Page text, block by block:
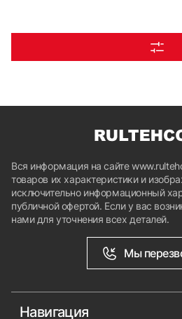
Вся информация на сайте
товаров их характеристики и
исключительно информационный
публичной офертой. Если у вас
нами для уточнения всех деталей.
Мы
Навигация